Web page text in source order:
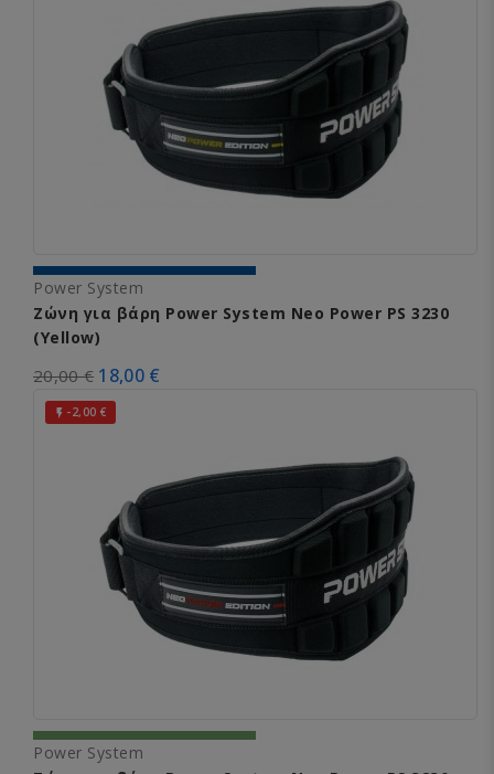
Power System
Ζώνη για βάρη Power System Neo Power PS 3230
(Yellow)
20,00 € 18,00 €
 -2,00 €
Power System